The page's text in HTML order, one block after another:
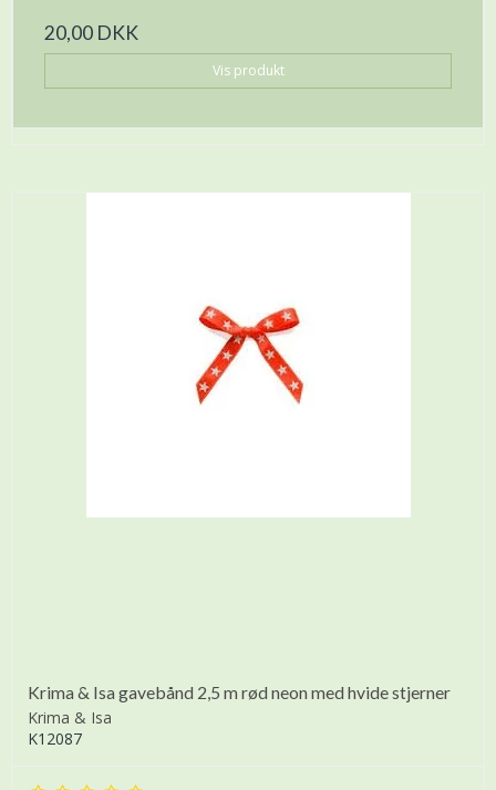
20,00 DKK
Vis produkt
Krima & Isa gavebånd 2,5 m rød neon med hvide stjerner
Krima & Isa
K12087